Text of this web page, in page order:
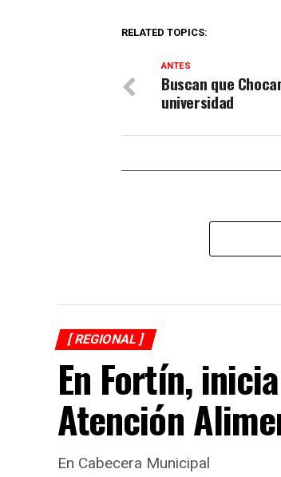
RELATED TOPICS:
ANTES
Buscan que
universidad
[ REGIONAL ]
En Fortín,
Atención
En Cabecera Municipal